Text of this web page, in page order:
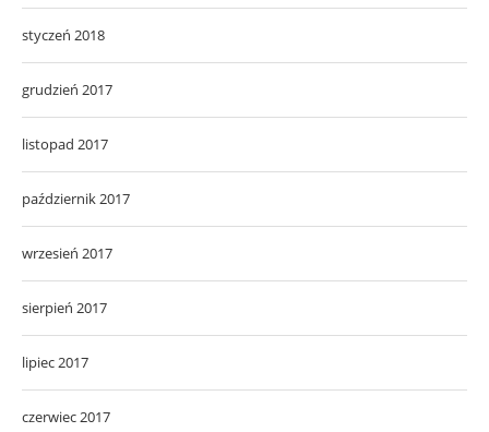
styczeń 2018
grudzień 2017
listopad 2017
październik 2017
wrzesień 2017
sierpień 2017
lipiec 2017
czerwiec 2017